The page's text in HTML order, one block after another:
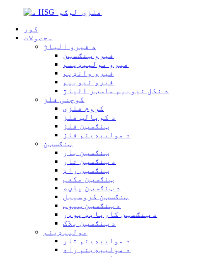
کور
محصولات
د فیرو الیاژ
فیرو ټنګسټن
فیرو مولیبډینم
فیرو وانډیم
فیرو نیوبیم
د نکل نیوبیم ماسټر الیاژ
کوچنی فلز
کروم فلزي
د کوبالټ فلز
ټنګسټن فلز
د مولیبډینم فلز
ټنګسټن
ټنګسټن بار
د ټنګسټن تار
ټنګسټن راډ
ټنګسټن مکعب
د ټنګسټن پاڼه
ټنګسټن کروسیبل
د ټنګسټن ټیوب
د ټنګسټن کاربایډ پوډر
د ټنګسټن بلاک
مولیبډینم
د مولیبډینم تار
د مولیبډینم راډ